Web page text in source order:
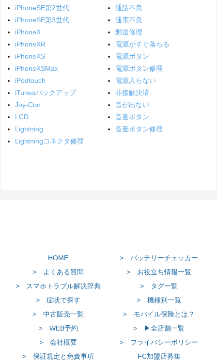
iPhoneSE第2世代
iPhoneSE第3世代
iPhoneX
iPhoneXR
iPhoneXS
iPhoneXSMax
iPodtouch
iTunesバックアップ
Joy-Con
LCD
Lightning
Lightningコネクタ修理
通話不良
通電不良
郵送修理
電源がすぐ落ちる
電源ボタン
電源ボタン修理
電源入らない
非接触決済
音が出ない
音量ボタン
音量ボタン修理
HOME
> バッテリーチェッカー
> よくある質問
> お役立ち情報一覧
> スマホトラブル解決辞典
> タグ一覧
> 症状で探す
> 機種別一覧
> 中古販売一覧
> モバイル保険とは？
> WEB予約
> ▶全店舗一覧
> 会社概要
> プライバシーポリシー
> 保証規定と免責事項
FC加盟店募集